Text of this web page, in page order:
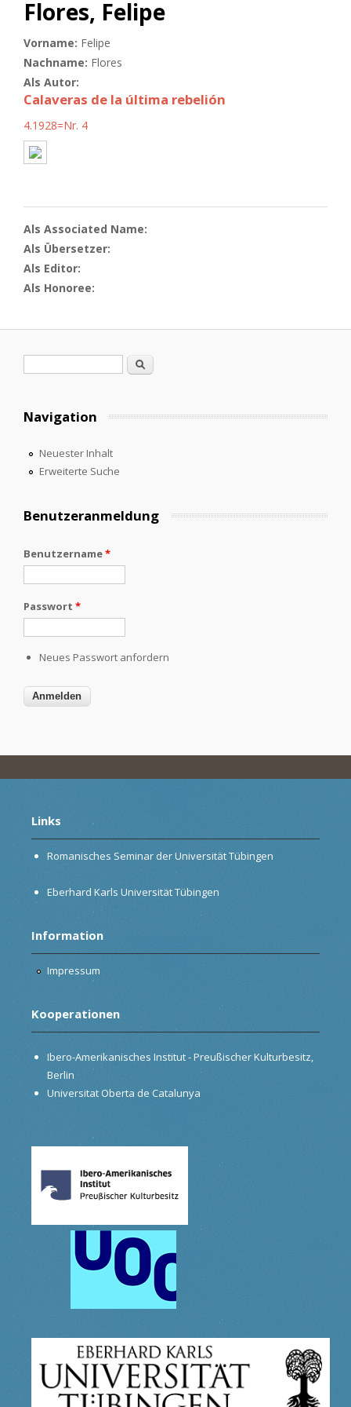
Flores, Felipe
Vorname: Felipe
Nachname: Flores
Als Autor:
Calaveras de la última rebelión
4.1928=Nr. 4
Als Associated Name:
Als Übersetzer:
Als Editor:
Als Honoree:
Suche
Navigation
Neuester Inhalt
Erweiterte Suche
Benutzeranmeldung
Benutzername*
Passwort *
Neues Passwort anfordern
Links
Romanisches Seminar der Universität Tübingen
Eberhard Karls Universität Tübingen
Information
Impressum
Kooperationen
Ibero-Amerikanisches Institut - Preußischer Kulturbesitz,
Berlin
Universitat Oberta de Catalunya